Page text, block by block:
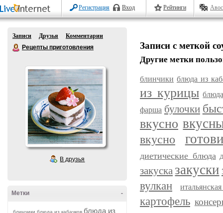
Регистрация Вход Рейтинги
Записи Друзья
Комментарии
Рецепты приготовления
В друзья
-
Метки
блинчики блюда из кабачков блюда из
Записи с меткой
Другие метки
блинчики блюда из
из курицы
фарша булочки
вкусно
вкусно
диетические блюда
закусказакуски
вулкан
картофель